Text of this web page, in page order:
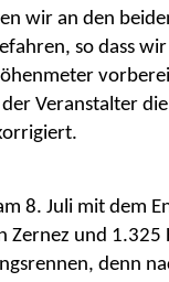
wir an den
so dass
Veranstalter
8. Juli mit dem
Zernez und 1.325
denn